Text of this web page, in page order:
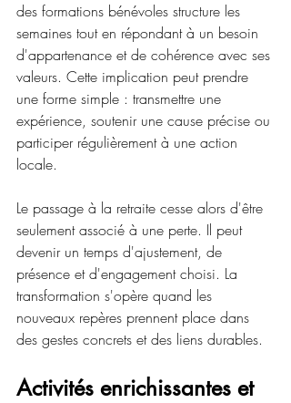
des formations bénévoles structure les
semaines tout en répondant à un besoin
d'appartenance et de cohérence avec ses
valeurs. Cette implication peut prendre
une forme simple : transmettre une
expérience, soutenir une cause précise ou
participer régulièrement à une action
locale.
Le passage à la retraite cesse alors d'être
seulement associé à une perte. Il peut
devenir un temps d'ajustement, de
présence et d'engagement choisi. La
transformation s'opère quand les
nouveaux repères prennent place dans
des gestes concrets et des liens durables.
Activités enrichissantes et